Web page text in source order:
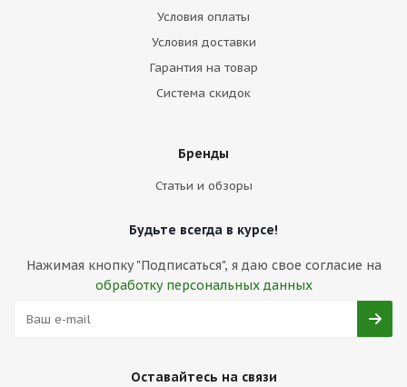
Условия оплаты
Условия доставки
Гарантия на товар
Система скидок
Бренды
Статьи и обзоры
Будьте всегда в курсе!
Нажимая кнопку "Подписаться", я даю свое согласие на
обработку персональных данных
Оставайтесь на связи